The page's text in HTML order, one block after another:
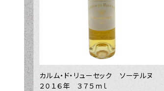
カルム・ド・リューセック ソーテルヌ
２０１６年 ３７５ｍｌ